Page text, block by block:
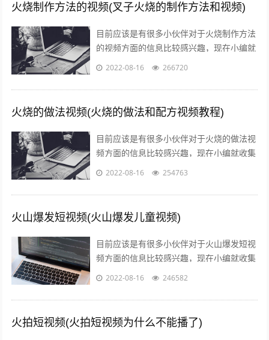
火烧制作方法的视频(叉子火烧的制作方法和视频)
目前应该是有很多小伙伴对于火烧制作方法
的视频方面的信息比较感兴趣，现在小编就
收集了一些与叉子火烧的制作方法和视频相
2022-08-16 266720
火烧的做法视频(火烧的做法和配方视频教程)
目前应该是有很多小伙伴对于火烧的做法视
频方面的信息比较感兴趣，现在小编就收集
了一些与火烧的做法和配方视频教程相关的
2022-08-16 254763
火山爆发短视频(火山爆发儿童视频)
目前应该是有很多小伙伴对于火山爆发短视
频方面的信息比较感兴趣，现在小编就收集
了一些与火山爆发儿童视频相关的信息来分
2022-08-16 246582
火拍短视频(火拍短视频为什么不能播了)